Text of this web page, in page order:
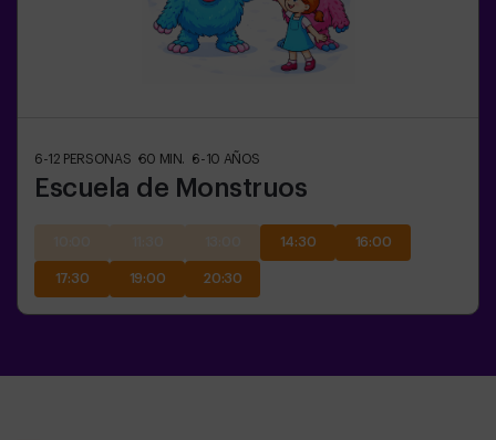
6-12 PERSONAS 60 MIN. 6-10 AÑOS
Escuela de Monstruos
14:30 16:00
17:30 19:00 20:30